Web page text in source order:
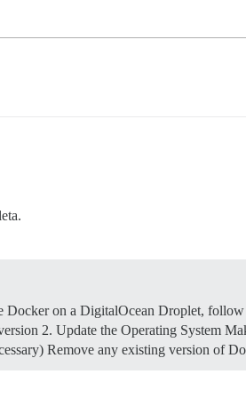
on a DigitalOcean Droplet, follow
2. Update the Operating System
Remove any existing version of